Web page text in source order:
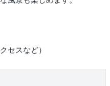
セスなど）